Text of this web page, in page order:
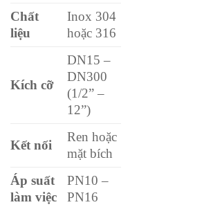
Chất
liệu
Inox 304
hoặc 316
Kích cỡ
DN15 –
DN300
(1/2” –
12”)
Kết nối
Ren hoặc
mặt bích
Áp suất
làm việc
PN10 –
PN16